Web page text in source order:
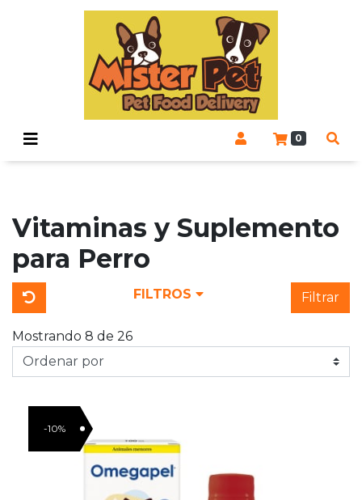
0
Vitaminas y Suplemento
para Perro
FILTROS Filtrar
Mostrando 8 de 26
-10%